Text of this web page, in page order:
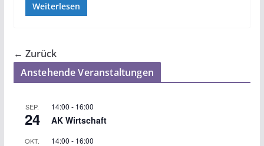
Weiterlesen
← Zurück
Anstehende Veranstaltungen
SEP.
24
14:00 - 16:00
AK Wirtschaft
OKT. 14:00 - 16:00